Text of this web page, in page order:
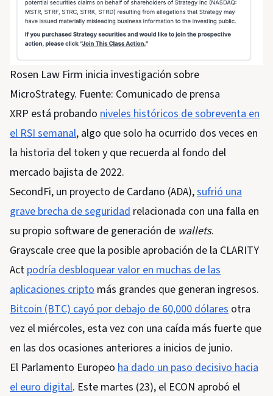
Rosen Law Firm inicia investigación sobre
MicroStrategy. Fuente: Comunicado de prensa
XRP está probando niveles históricos de sobreventa en
el RSI semanal, algo que solo ha ocurrido dos veces en
la historia del token y que recuerda al fondo del
mercado bajista de 2022.
SecondFi, un proyecto de Cardano (ADA),sufrió una
grave brecha de seguridad relacionada con una falla en
su propio software de generación de wallets.
Grayscale cree que la posible aprobación de la CLARITY
Act podría desbloquear valor en muchas de las
aplicaciones cripto más grandes que generan ingresos.
Bitcoin (BTC) cayó por debajo de 60,000 dólares otra
vez el miércoles, esta vez con una caída más fuerte que
en las dos ocasiones anteriores a inicios de junio.
El Parlamento Europeo ha dado un paso decisivo hacia
el euro digital. Este martes (23), el ECON aprobó el